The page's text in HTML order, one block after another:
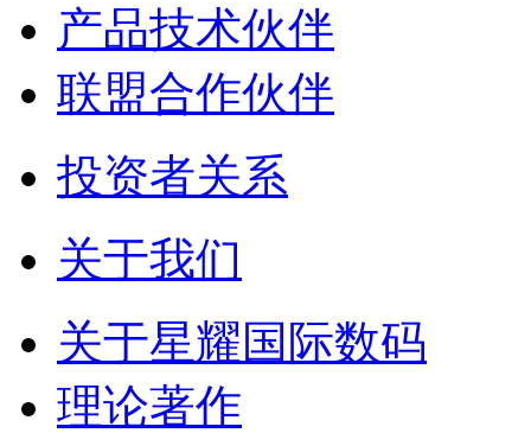
产品技术伙伴
联盟合作伙伴
投资者关系
关于我们
关于星耀国际数码
理论著作